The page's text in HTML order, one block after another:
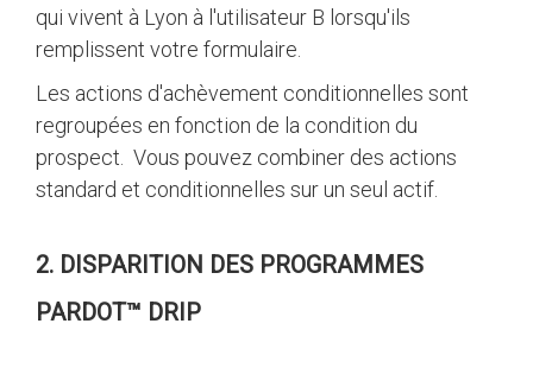
qui vivent à Lyon à l'utilisateur B lorsqu'ils
remplissent votre formulaire.
Les actions d'achèvement conditionnelles sont
regroupées en fonction de la condition du
prospect. Vous pouvez combiner des actions
standard et conditionnelles sur un seul actif.
2. DISPARITION DES PROGRAMMES
PARDOT™ DRIP